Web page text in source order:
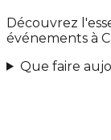
Découvrez
événements à
Que faire